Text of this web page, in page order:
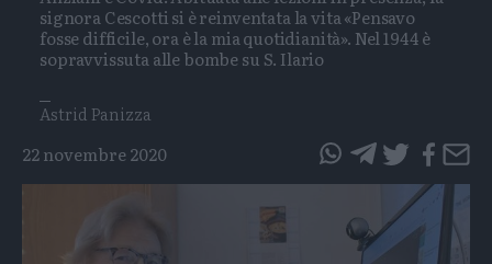
signora Cescotti si è reinventata la vita «Pensavo
fosse difficile, ora è la mia quotidianità». Nel 1944 è
sopravvissuta alle bombe su S. Ilario
Astrid Panizza
22 novembre 2020
questo
Whatsapp
questo
articolo
su
Telegram